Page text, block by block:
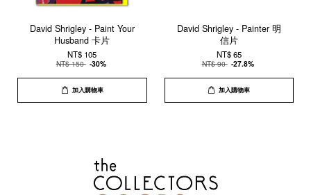
David Shrigley - Paint Your
Husband 卡片
NT$ 105
NT$ 150 -30%
加入購物車
David Shrigley - Painter 明
信片
NT$ 65
NT$ 90 -27.8%
加入購物車